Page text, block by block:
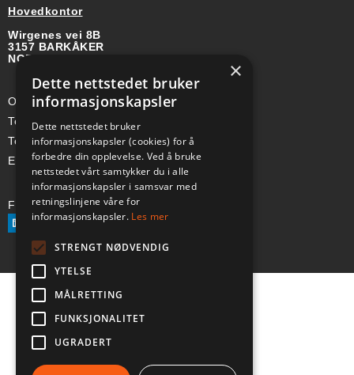
Hovedkontor
Wirgenes vei 8B
3157 BARKÅKER
NORGE
Org-nr: 985 958 203 MVA
Telefon (Nor): +47 334 50 910
Telefon (Swe): +46 70-748 08 19
E-post: sales@a-ss.net
Følg oss på:
×
Dette nettstedet bruker
informasjonskapsler
Dette nettstedet bruker
informasjonskapsler (cookies) for å
forbedre din opplevelse. Ved å bruke
nettstedet vårt samtykker du i alle
informasjonskapsler i samsvar med
retningslinjene våre for
informasjonskapsler. Les mer
STRENGT NØDVENDIG
YTELSE
MÅLRETTING
FUNKSJONALITET
UGRADERT